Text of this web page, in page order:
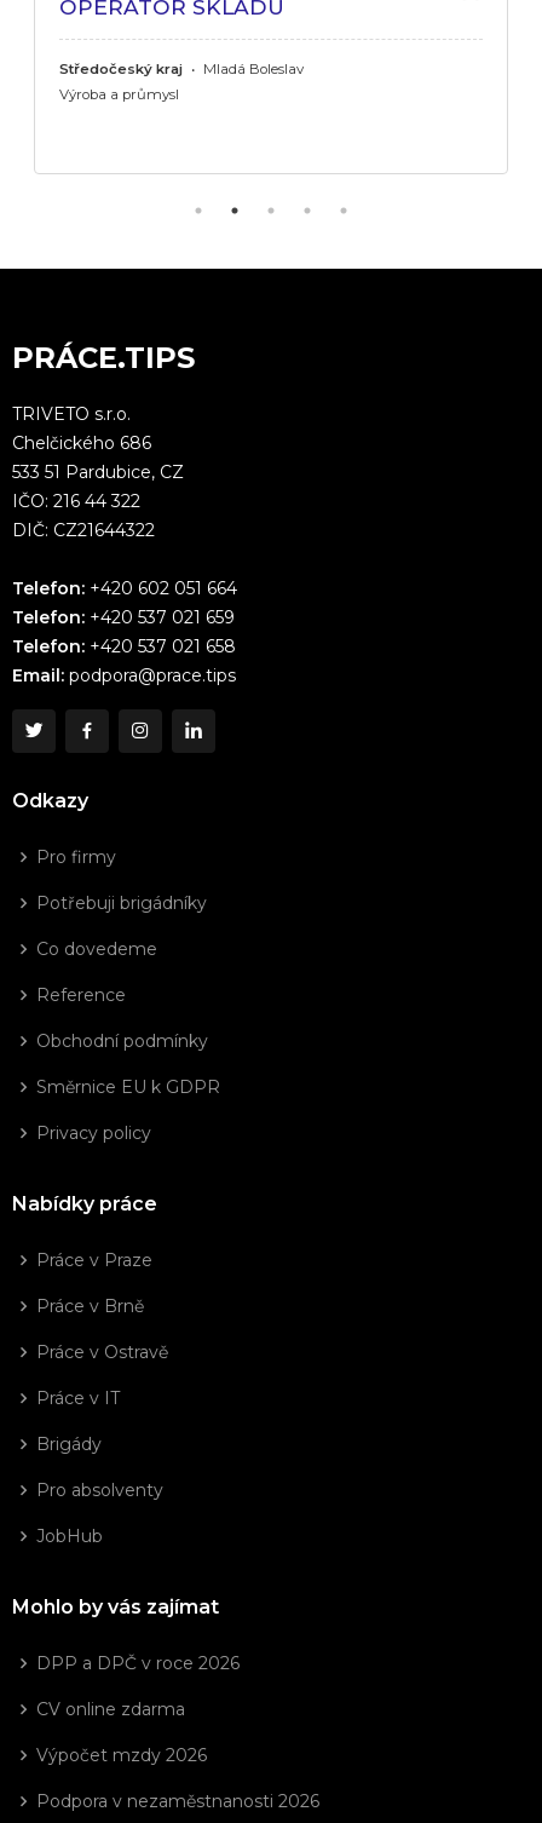
OPERÁTOR SKLADU
Středočeský kraj • Mladá Boleslav
Výroba a průmysl
PRÁCE.TIPS
TRIVETO s.r.o.
Chelčického 686
533 51 Pardubice, CZ
IČO: 216 44 322
DIČ: CZ21644322
Telefon: +420 602 051 664
Telefon: +420 537 021 659
Telefon: +420 537 021 658
Email: podpora@prace.tips
Odkazy
Pro firmy
Potřebuji brigádníky
Co dovedeme
Reference
Obchodní podmínky
Směrnice EU k GDPR
Privacy policy
Nabídky práce
Práce v Praze
Práce v Brně
Práce v Ostravě
Práce v IT
Brigády
Pro absolventy
JobHub
Mohlo by vás zajímat
DPP a DPČ v roce 2026
CV online zdarma
Výpočet mzdy 2026
Podpora v nezaměstnanosti 2026